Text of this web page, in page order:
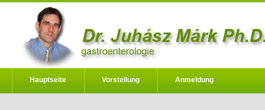
Hauptseite Vorstellung Anmeldung